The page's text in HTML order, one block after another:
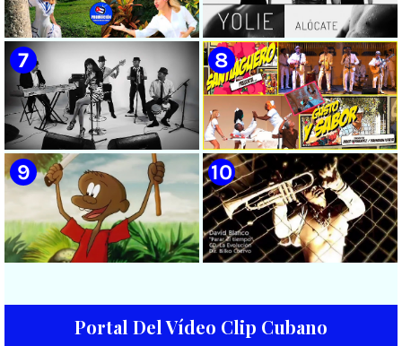
🟡 Grupo Compay Segundo ||
¨Con La Magia de Compay¨ ||
Música popular tradicional
cubana || Videoclip || CUBA
🟡 Susel Gómez (La China) ||
¨Oye Mi Leloley¨ || Director:
Onelio Jesús Larralde González
|| Música popular bailable
cubana || Videoclip || CUBA
🟡 Rose Díaz || ¨Yo soy el Punto
Cubano¨ (Autores: Celina
González y Reutilio
Domínguez) || Director:
Yuliades Mariño Cabello ||
Música popular tradicional
cubana - Punto Cubano -
Punto Guajiro || Videoclip ||
CUBA
🟡 Yolie - ¨Alócate¨ - Videoclip -
Dirección: Pedro Vázquez
🟡 Lázaro Valdés & Bamboleo -
¨Necesito tiempo¨ - Videoclip -
Dirección: Salamandra
🟡 Septeto Santiaguero - ¨Gusto
y Sabor¨ - Videoclip -
Dirección: David Hernández -
Portal Del Vídeo Clip Cubano